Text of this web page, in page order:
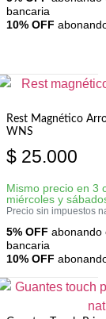
bancaria
10% OFF
Rest Magnético
WNS
$ 25.000
Mismo precio en 3
miércoles y
Precio sin impuestos
5% OFF abonando
bancaria
10% OFF